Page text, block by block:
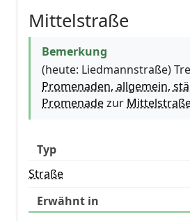
Mittelstraße
Bemerkung
(heute: Liedmannstraße)
Promenaden, allgemein,
Promenadezur
Typ
Straße
Erwähnt in